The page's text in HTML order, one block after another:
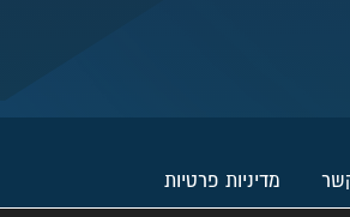
מדיניות פרטיות